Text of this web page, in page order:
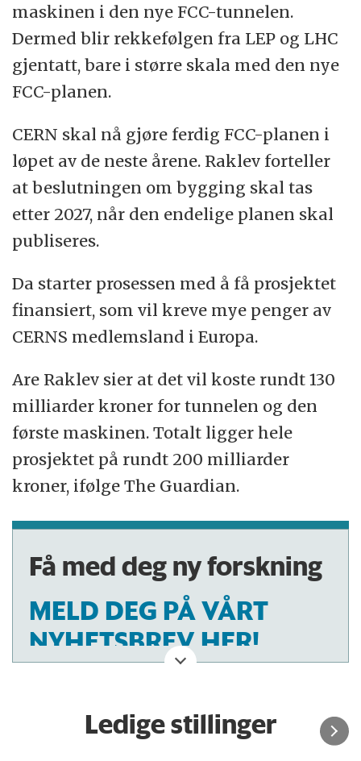
maskinen i den nye FCC-tunnelen.
Dermed blir rekkefølgen fra LEP og LHC
gjentatt, bare i større skala med den nye
FCC-planen.
CERN skal nå gjøre ferdig FCC-planen i
løpet av de neste årene. Raklev forteller
at beslutningen om bygging skal tas
etter 2027, når den endelige planen skal
publiseres.
Da starter prosessen med å få prosjektet
finansiert, som vil kreve mye penger av
CERNS medlemsland i Europa.
Are Raklev sier at det vil koste rundt 130
milliarder kroner for tunnelen og den
første maskinen. Totalt ligger hele
prosjektet på rundt 200 milliarder
kroner, ifølge The Guardian.
Få med deg ny forskning
MELD DEG PÅ VÅRT
NYHETSBREV HER!
Ledige stillinger